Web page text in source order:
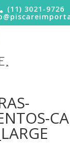
(11) 3021-9726